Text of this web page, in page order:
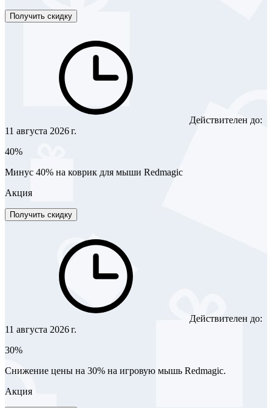
Получить скидку
Действителен до:
11 августа 2026 г.
40%
Минус 40% на коврик для мыши Redmagic
Акция
Получить скидку
Действителен до:
11 августа 2026 г.
30%
Снижение цены на 30% на игровую мышь Redmagic.
Акция